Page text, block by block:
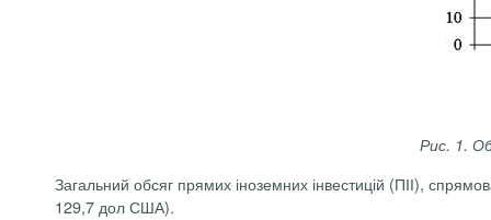
Рис. 1.
Загальний обсяг прямих іноземних інвестицій (ПІІ),
129,7долСША).